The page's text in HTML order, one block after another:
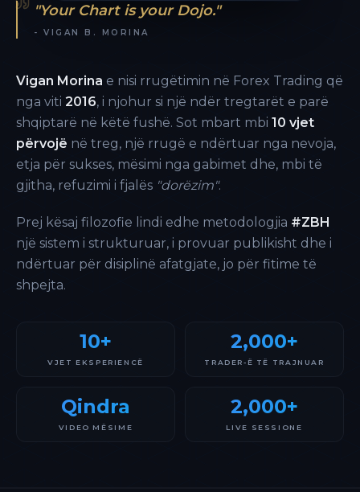
"Your Chart is your Dojo."
- VIGAN B. MORINA
Vigan Morina e nisi rrugëtimin në Forex Trading që
nga viti 2016, i njohur si një ndër tregtarët e parë
shqiptarë në këtë fushë. Sot mbart mbi 10 vjet
përvojë në treg, një rrugë e ndërtuar nga nevoja,
etja për sukses, mësimi nga gabimet dhe, mbi të
gjitha, refuzimi i fjalës "dorëzim".
Prej kësaj filozofie lindi edhe metodologjia #ZBH
një sistem i strukturuar, i provuar publikisht dhe i
ndërtuar për disiplinë afatgjate, jo për fitime të
shpejta.
10+
VJET EKSPERIENCË
2,000+
TRADER-Ë TË TRAJNUAR
Qindra
VIDEO MËSIME
2,000+
LIVE SESSIONE